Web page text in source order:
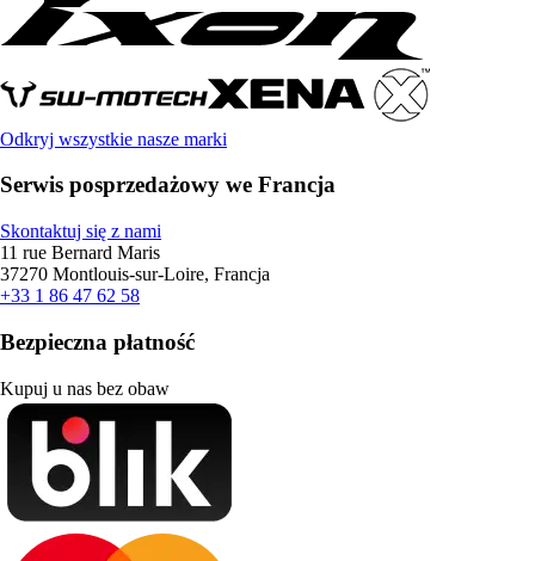
Odkryj wszystkie nasze marki
Serwis posprzedażowy we Francja
Skontaktuj się z nami
11 rue Bernard Maris
37270 Montlouis-sur-Loire, Francja
+33 1 86 47 62 58
Bezpieczna płatność
Kupuj u nas bez obaw